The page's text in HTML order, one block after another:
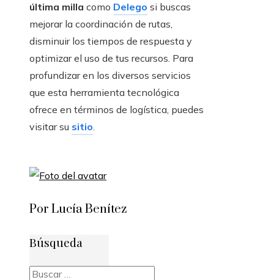
última milla como Delego si buscas
mejorar la coordinación de rutas,
disminuir los tiempos de respuesta y
optimizar el uso de tus recursos. Para
profundizar en los diversos servicios
que esta herramienta tecnológica
ofrece en términos de logística, puedes
visitar su sitio.
Por Lucía Benítez
Búsqueda
Buscar: